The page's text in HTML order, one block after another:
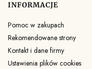
INFORMACJE
Pomoc w zakupach
Rekomendowane strony
Kontakt i dane firmy
Ustawienia plików cookies